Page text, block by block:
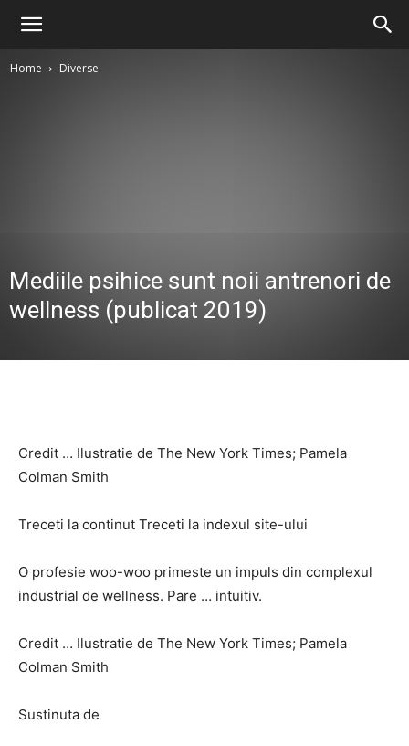
Home Diverse
Mediile psihice sunt noii antrenori de
wellness (publicat 2019)
Credit … Ilustratie de The New York Times; Pamela
Colman Smith
Treceti la continut Treceti la indexul site-ului
O profesie woo-woo primeste un impuls din complexul
industrial de wellness. Pare … intuitiv.
Credit … Ilustratie de The New York Times; Pamela
Colman Smith
Sustinuta de